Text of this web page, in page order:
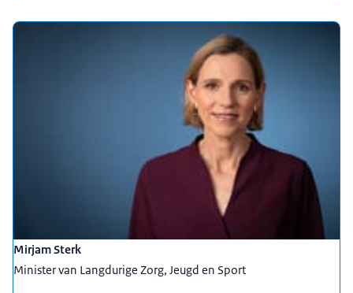
Mirjam Sterk
Minister van Langdurige Zorg, Jeugd en Sport